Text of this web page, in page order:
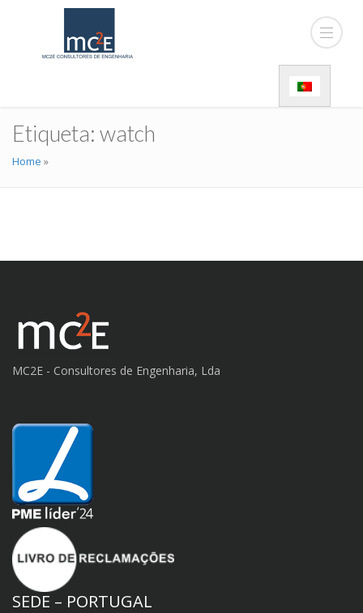
Etiqueta: watch
Home »
MC2E - Consultores de Engenharia, Lda
SEDE – PORTUGAL